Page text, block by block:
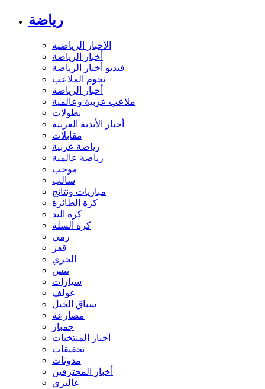
رياضة
الأخبار الرياضية
أخبار الرياضة
فيديو أخبار الرياضة
نجوم الملاعب
أخبار الرياضة
ملاعب عربية وعالمية
بطولات
أخبار الأندية العربية
مقابلات
رياضة عربية
رياضة عالمية
موجب
سالب
مباريات ونتائج
كرة الطائرة
كرة اليد
كرة السلة
رمي
قفز
الجري
تنس
سيارات
غولف
سباق الخيل
مصارعة
جمباز
أخبار المنتخبات
تحقيقات
مدونات
أخبار المحترفين
غاليري